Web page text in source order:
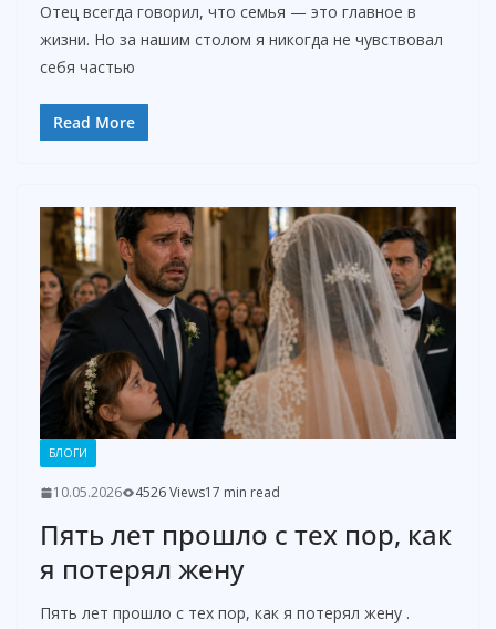
Отец всегда говорил, что семья — это главное в
жизни. Но за нашим столом я никогда не чувствовал
себя частью
Read More
БЛОГИ
10.05.2026 4526 Views17 min read
Пять лет прошло с тех пор, как
я потерял жену
Пять лет прошло с тех пор, как я потерял жену .